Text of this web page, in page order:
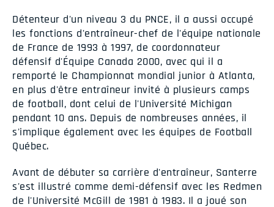
Détenteur d'un niveau 3 du PNCE, il a aussi occupé
les fonctions d'entraîneur-chef de l'équipe nationale
de France de 1993 à 1997, de coordonnateur
défensif d'Équipe Canada 2000, avec qui il a
remporté le Championnat mondial junior à Atlanta,
en plus d'être entraîneur invité à plusieurs camps
de football, dont celui de l'Université Michigan
pendant 10 ans. Depuis de nombreuses années, il
s'implique également avec les équipes de Football
Québec.
Avant de débuter sa carrière d'entraîneur, Santerre
s'est illustré comme demi-défensif avec les Redmen
de l'Université McGill de 1981 à 1983. Il a joué son